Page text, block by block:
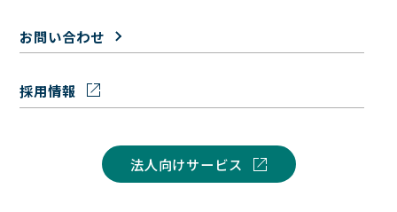
お問い合わせ
採用情報
法人向けサービス